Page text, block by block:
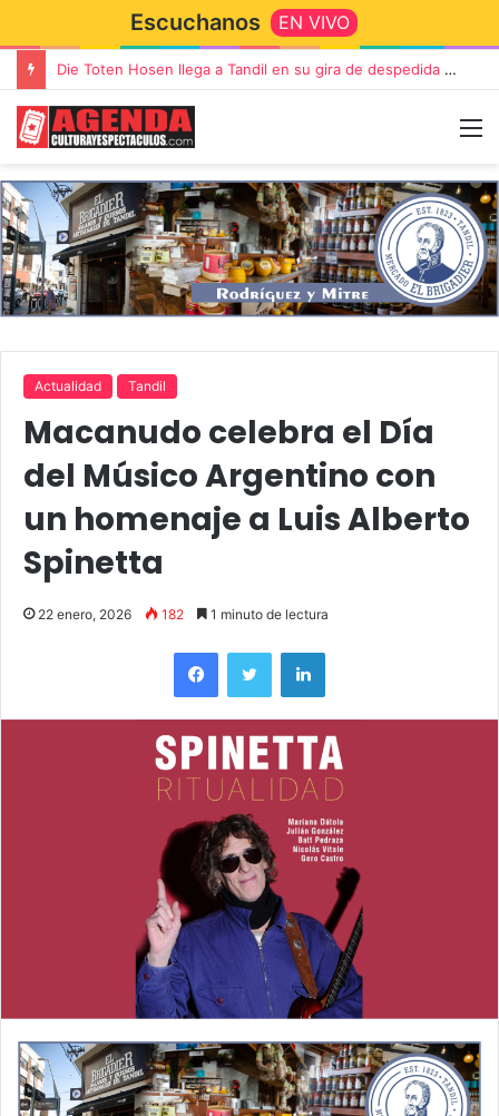
Escuchanos EN VIVO
Die Toten Hosen llega a Tandil en su gira de despedida «Fútbol, Asado, Vino y Adiós Amigos»
Actualidad Tandil
Macanudo celebra el Día
del Músico Argentino con
un homenaje a Luis Alberto
Spinetta
22 enero, 2026 182 1 minuto de lectura